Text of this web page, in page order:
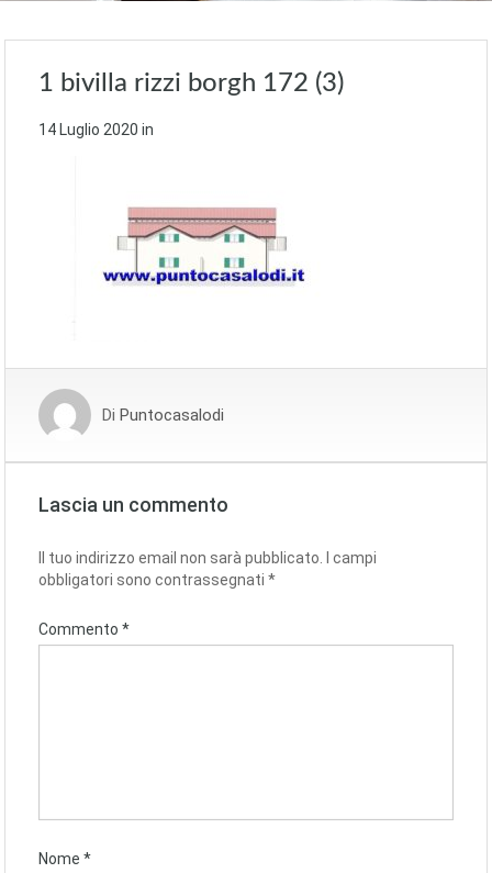
1 bivilla rizzi borgh 172 (3)
14 Luglio 2020 in
Di Puntocasalodi
Lascia un commento
Il tuo indirizzo email non sarà pubblicato. I campi
obbligatori sono contrassegnati *
Commento *
Nome *